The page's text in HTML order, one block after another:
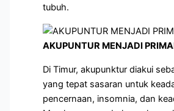
tubuh.
AKUPUNTUR MENJADI
Di Timur, akupunktur diakui
yang tepat sasaran untuk
pencernaan, insomnia, dan